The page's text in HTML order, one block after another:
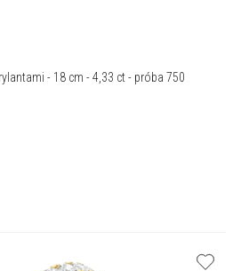
- 18 cm - 4,33 ct - próba 750